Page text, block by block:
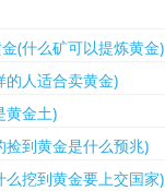
(什么矿可以提炼黄金)
的人适合卖黄金)
黄金土)
到黄金是什么预兆)
挖到黄金要上交国家)